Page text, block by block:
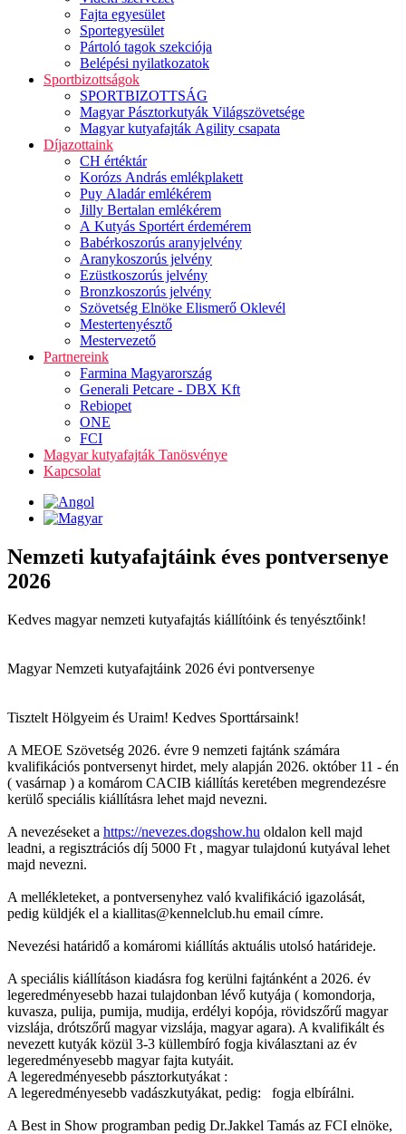
Fajta egyesület
Sportegyesület
Pártoló tagok szekciója
Belépési nyilatkozatok
Sportbizottságok
SPORTBIZOTTSÁG
Magyar Pásztorkutyák Világszövetsége
Magyar kutyafajták Agility csapata
Díjazottaink
CH értéktár
Korózs András emlékplakett
Puy Aladár emlékérem
Jilly Bertalan emlékérem
A Kutyás Sportért érdemérem
Babérkoszorús aranyjelvény
Aranykoszorús jelvény
Ezüstkoszorús jelvény
Bronzkoszorús jelvény
Szövetség Elnöke Elismerő Oklevél
Mestertenyésztő
Mestervezető
Partnereink
Farmina Magyarország
Generali Petcare - DBX Kft
Rebiopet
ONE
FCI
Magyar kutyafajták Tanösvénye
Kapcsolat
Nemzeti kutyafajtáink éves pontversenye
2026
Kedves magyar nemzeti kutyafajtás kiállítóink és tenyésztőink!
Magyar Nemzeti kutyafajtáink 2026 évi pontversenye
Tisztelt Hölgyeim és Uraim! Kedves Sporttársaink!
A MEOE Szövetség 2026. évre 9 nemzeti fajtánk számára
kvalifikációs pontversenyt hirdet, mely alapján 2026. október 11 - én
( vasárnap ) a komárom CACIB kiállítás keretében megrendezésre
kerülő speciális kiállításra lehet majd nevezni.
A nevezéseket a https://nevezes.dogshow.hu oldalon kell majd
leadni, a regisztrációs díj 5000 Ft , magyar tulajdonú kutyával lehet
majd nevezni.
A mellékleteket, a pontversenyhez való kvalifikáció igazolását,
pedig küldjék el a kiallitas@kennelclub.hu email címre.
Nevezési határidő a komáromi kiállítás aktuális utolsó határideje.
A speciális kiállításon kiadásra fog kerülni fajtánként a 2026. év
legeredményesebb hazai tulajdonban lévő kutyája ( komondorja,
kuvasza, pulija, pumija, mudija, erdélyi kopója, rövidszőrű magyar
vizslája, drótszőrű magyar vizslája, magyar agara). A kvalifikált és
nevezett kutyák közül 3-3 küllembíró fogja kiválasztani az év
legeredményesebb magyar fajta kutyáit.
A legeredményesebb pásztorkutyákat :
A legeredményesebb vadászkutyákat, pedig: fogja elbírálni.
A Best in Show programban pedig Dr.Jakkel Tamás az FCI elnöke,